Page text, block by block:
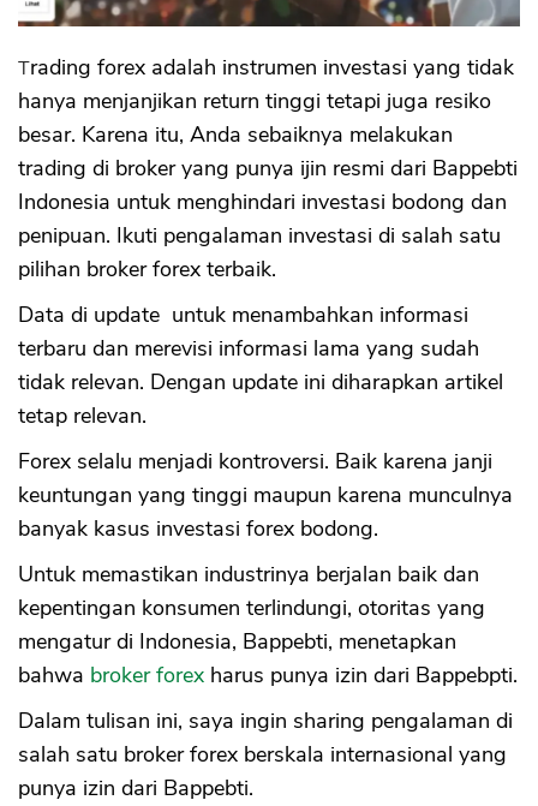
b) Isi Data
d) Deposit Dana
e) Akun Demo
f) Penarikan Uang
Kesimpulan
Trading forex adalah instrumen investasi yang tidak
hanya menjanjikan return tinggi tetapi juga resiko
besar. Karena itu, Anda sebaiknya melakukan
trading di broker yang punya ijin resmi dari Bappebti
Indonesia untuk menghindari investasi bodong dan
penipuan. Ikuti pengalaman investasi di salah satu
pilihan broker forex terbaik.
Data di update untuk menambahkan informasi
terbaru dan merevisi informasi lama yang sudah
tidak relevan. Dengan update ini diharapkan artikel
tetap relevan.
Forex selalu menjadi kontroversi. Baik karena janji
keuntungan yang tinggi maupun karena munculnya
banyak kasus investasi forex bodong.
Untuk memastikan industrinya berjalan baik dan
kepentingan konsumen terlindungi, otoritas yang
mengatur di Indonesia, Bappebti, menetapkan
bahwa broker forex harus punya izin dari Bappebpti.
Dalam tulisan ini, saya ingin sharing pengalaman di
salah satu broker forex berskala internasional yang
punya izin dari Bappebti.